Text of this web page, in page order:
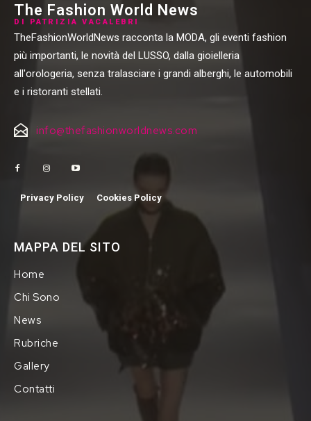
The Fashion World News
DI PATRIZIA VACALEBRI
TheFashionWorldNews racconta la MODA, gli eventi fashion
più importanti, le novità del LUSSO, dalla gioielleria
all'orologeria, senza tralasciare i grandi alberghi, le automobili
e i ristoranti stellati.
info@thefashionworldnews.com
Privacy Policy Cookies Policy
MAPPA DEL SITO
Home
Chi Sono
News
Rubriche
Gallery
Contatti